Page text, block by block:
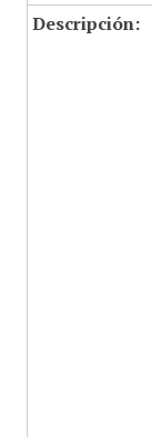
Descripción: